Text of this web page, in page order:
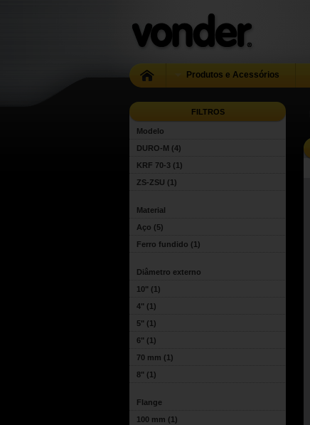
Produtos e Acessórios
FILTROS
Modelo
DURO-M (4)
KRF 70-3 (1)
ZS-ZSU (1)
Material
Aço (5)
Ferro fundido (1)
Diâmetro externo
10" (1)
4" (1)
5" (1)
6" (1)
70 mm (1)
8" (1)
Flange
100 mm (1)